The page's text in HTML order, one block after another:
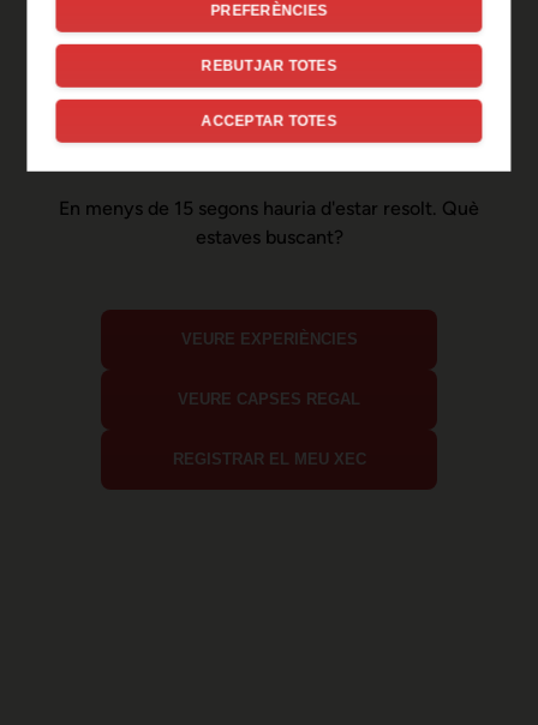
Ep, disculpa!
Sembla que hi ha hagut un
error de connexió temporal
En menys de 15 segons hauria d'estar resolt. Què
estaves buscant?
VEURE EXPERIÈNCIES
VEURE CAPSES REGAL
REGISTRAR EL MEU XEC
PREFERÈNCIES
REBUTJAR TOTES
ACCEPTAR TOTES